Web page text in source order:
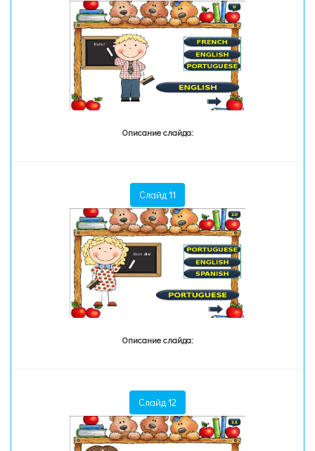
Описание слайда:
Слайд 11
Описание слайда:
Слайд 12